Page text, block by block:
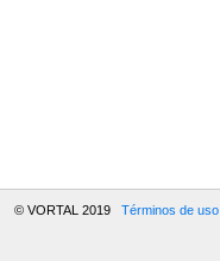
© VORTAL 2019 Términos de uso